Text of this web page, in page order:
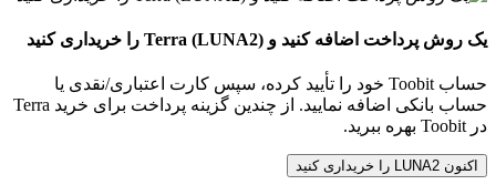
یک روش پرداخت اضافه کنید و Terra (LUNA2) را خریداری کنید
حساب Toobit خود را تأیید کرده، سپس کارت اعتباری/نقدی یا
حساب بانکی اضافه نمایید. از چندین گزینه پرداخت برای خرید Terra
در Toobit بهره ببرید.
اکنون LUNA2 را خریداری کنید